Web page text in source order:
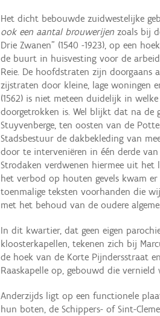
Het dicht bebouwde zuidwestelijke
ook een aantal brouwerijen zoals bij
Drie Zwanen" (1540 -1923), op een
de buurt in huisvesting voor de
Reie. De hoofdstraten zijn doorgaans
zijstraten door kleine, lage woningen
(1562) is niet meteen duidelijk in
doorgetrokken is. Wel blijkt dat na de
Stuyvenberge, ten oosten van de
Stadsbestuur de dakbekleding van
door te interveniëren in één derde
Strodaken verdwenen hiermee uit het
het verbod op houten gevels kwam
toenmalige teksten voorhanden die
met het behoud van de oudere
In dit kwartier, dat geen eigen
kloosterkapellen, tekenen zich bij
de hoek van de Korte Pijndersstraat
Raaskapelle op, gebouwd die
Anderzijds ligt op een functionele
hun boten, de Schippers- of Sint-